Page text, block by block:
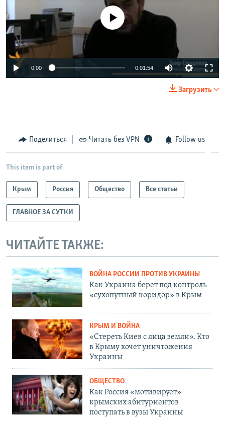
No media source currently available
0:00 0:01:54
Загрузить
Поделиться Читать без VPN Follow us
This item is part of
Крым Россия Общество Все статьи
ГЛАВНОЕ ЗА СУТКИ
ЧИТАЙТЕ ТАКЖЕ:
ВОЙНА РОССИИ ПРОТИВ УКРАИНЫ
Как Украина берет под контроль
«сухопутный коридор» в Крым
КРЫМ И ВОЙНА
«Стереть Киев с лица земли». Кто
в Крыму хочет уничтожения
Украины
ОБЩЕСТВО
Как Россия «мотивирует»
крымских абитуриентов
поступать в вузы Украины